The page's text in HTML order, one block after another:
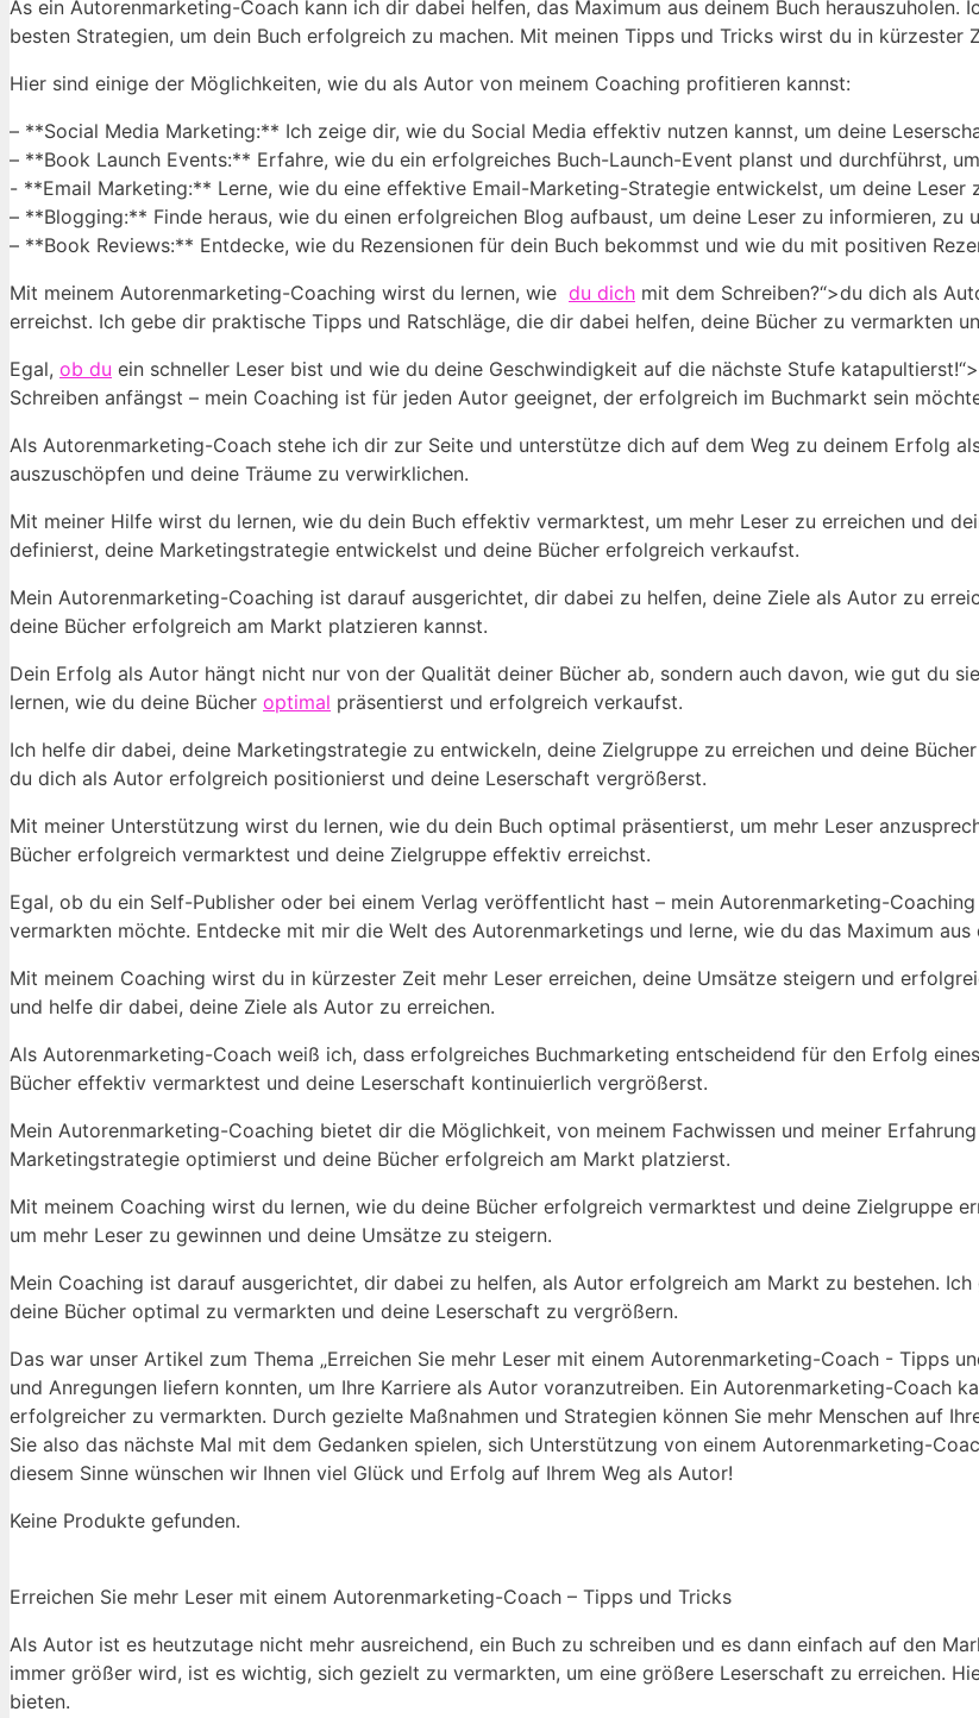
As⁢ ein Autorenmarketing-Coach ‍kann ich dir dabei helfen, das Maximum aus⁣ deinem Buch
⁣besten ⁤Strategien, um‍ dein Buch erfolgreich zu machen. Mit meinen Tipps und ⁢Tricks wirst du in kürzester
Hier ⁣sind​ einige der Möglichkeiten, wie du ​als Autor von meinem Coaching profitieren kannst:
– **Social Media Marketing:** Ich zeige dir, wie‍ du ⁤Social Media effektiv nutzen kannst, ⁢um ⁤deine
– ‍**Book ⁢Launch Events:** Erfahre, wie‍ du​ ein erfolgreiches‍ Buch-Launch-Event planst⁢ und⁤ durchführst,⁤
-​ **Email Marketing:** Lerne, wie du eine⁤ effektive ⁤Email-Marketing-Strategie entwickelst,⁤ um deine⁤ Leser
– **Blogging:** ‌Finde heraus, ‌wie du⁤ einen erfolgreichen Blog aufbaust, um deine‍ Leser zu informieren,‍ zu
– **Book Reviews:** ⁣Entdecke, wie du Rezensionen für dein Buch⁢ bekommst ‌und wie du mit positiven
Mit ⁣meinem Autorenmarketing-Coaching wirst du‍ lernen, wie ⁤ du dich mit dem Schreiben?“>du dich als
erreichst.‍ Ich gebe dir praktische Tipps und‌ Ratschläge,⁣ die‌ dir⁣ dabei helfen, ​deine Bücher ⁤zu vermarkten
Egal, ob du ein schneller Leser bist und wie du deine Geschwindigkeit auf die nächste Stufe
Schreiben anfängst‌ – mein Coaching⁣ ist⁤ für​ jeden Autor geeignet, der erfolgreich im Buchmarkt sein
Als Autorenmarketing-Coach stehe ich dir zur Seite und unterstütze‍ dich auf ⁤dem⁣ Weg zu deinem Erfolg
auszuschöpfen‌ und deine Träume zu ‌verwirklichen.
Mit meiner Hilfe wirst du lernen, wie du dein Buch ‌effektiv ⁢vermarktest, um mehr Leser ⁤zu erreichen und
definierst,⁢ deine Marketingstrategie entwickelst und deine Bücher erfolgreich ​verkaufst.
Mein Autorenmarketing-Coaching ist darauf ​ausgerichtet, ⁣dir dabei zu helfen,⁤ deine Ziele als Autor‍ zu⁣
deine Bücher erfolgreich am Markt platzieren kannst.
Dein Erfolg als Autor hängt nicht‌ nur von der​ Qualität deiner Bücher ab, sondern auch davon,⁢ wie gut du
lernen,⁢ wie du deine Bücher optimal ⁢präsentierst und⁢ erfolgreich verkaufst.
Ich⁢ helfe dir ‍dabei, deine Marketingstrategie zu entwickeln, deine Zielgruppe‌ zu ⁤erreichen und ‌deine
du dich als⁢ Autor​ erfolgreich ⁣positionierst und⁤ deine Leserschaft vergrößerst.
Mit​ meiner Unterstützung⁤ wirst⁢ du⁢ lernen, wie du dein Buch optimal präsentierst,⁤ um mehr Leser
‍Bücher erfolgreich vermarktest‌ und ⁤deine ‌Zielgruppe effektiv erreichst.
Egal, ob du ein Self-Publisher oder bei einem Verlag veröffentlicht hast – ​mein Autorenmarketing-
vermarkten ‌möchte. Entdecke mit mir die ⁢Welt des Autorenmarketings und lerne,​ wie ‌du⁢ das Maximum aus
Mit‌ meinem Coaching ⁤wirst du‍ in ​kürzester Zeit mehr Leser erreichen, deine Umsätze ⁤steigern und
und helfe dir ⁢dabei, deine Ziele als​ Autor zu⁤ erreichen.
Als Autorenmarketing-Coach weiß ‍ich, dass erfolgreiches Buchmarketing entscheidend ⁢für den ⁢Erfolg​
Bücher effektiv ⁣vermarktest‌ und deine Leserschaft kontinuierlich vergrößerst.
Mein Autorenmarketing-Coaching bietet ⁤dir​ die ‍Möglichkeit,⁢ von meinem‍ Fachwissen ⁢und meiner
Marketingstrategie ‌optimierst und deine ⁣Bücher erfolgreich am Markt platzierst.
Mit meinem​ Coaching wirst du lernen, ⁢wie du deine⁣ Bücher erfolgreich vermarktest ​und deine Zielgruppe
um mehr Leser zu gewinnen und deine Umsätze zu ‌steigern.
Mein ⁣Coaching ist darauf ausgerichtet, dir dabei zu ⁤helfen, als​ Autor ⁢erfolgreich am Markt zu bestehen.
deine Bücher​ optimal zu vermarkten und deine Leserschaft zu ⁤vergrößern.
Das war unser Artikel zum Thema „Erreichen⁢ Sie mehr⁣ Leser mit⁢ einem Autorenmarketing-Coach ‍-‌ Tipps‍
und Anregungen liefern konnten, um Ihre Karriere als Autor voranzutreiben. Ein Autorenmarketing-Coach⁢
erfolgreicher zu ‌vermarkten. ⁢Durch gezielte Maßnahmen⁣ und ‍Strategien können Sie mehr Menschen auf
Sie also⁤ das ‍nächste Mal mit dem​ Gedanken ⁢spielen, sich Unterstützung von ​einem​ Autorenmarketing-
diesem Sinne ​wünschen ⁢wir Ihnen viel Glück und Erfolg ​auf Ihrem Weg als Autor! ⁣
Keine Produkte gefunden.
Erreichen Sie ​mehr Leser mit einem Autorenmarketing-Coach – Tipps⁣ und Tricks
Als Autor ist es heutzutage nicht mehr ausreichend, ein⁤ Buch ​zu schreiben und es dann einfach⁣ auf den
immer größer wird, ist es wichtig,⁢ sich‍ gezielt zu vermarkten,⁢ um eine größere‌ Leserschaft zu ⁤erreichen.
⁤bieten.